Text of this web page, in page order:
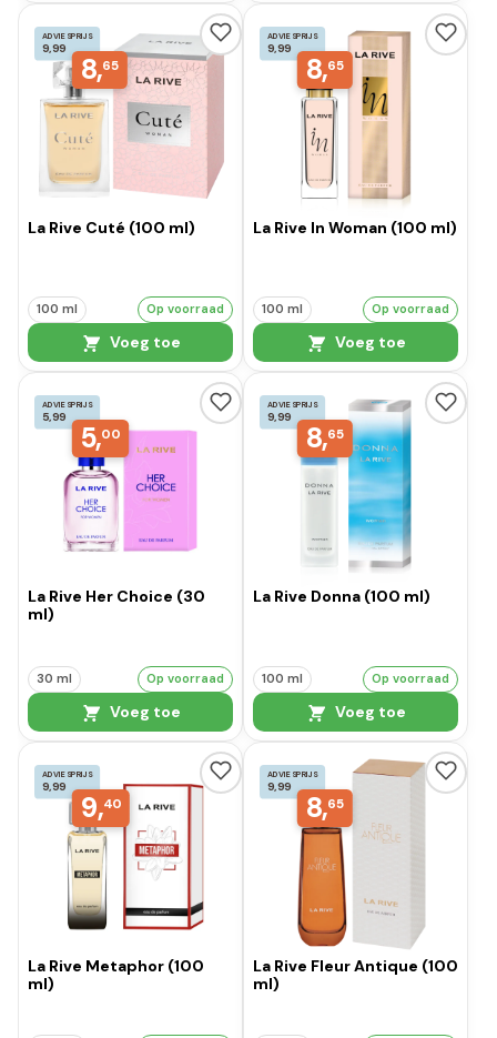
ADVIESPRIJS
9,99
8,65
La Rive Cuté (100 ml)
100 ml Op voorraad
Voeg toe
ADVIESPRIJS
9,99
8,65
La Rive In Woman (100 ml)
100 ml Op voorraad
Voeg toe
ADVIESPRIJS
5,99
5,00
La Rive Her Choice (30
ml)
30 ml Op voorraad
Voeg toe
ADVIESPRIJS
9,99
8,65
La Rive Donna (100 ml)
100 ml Op voorraad
Voeg toe
ADVIESPRIJS
9,99
9,40
La Rive Metaphor (100
ml)
ADVIESPRIJS
9,99
8,65
La Rive Fleur Antique (100
ml)